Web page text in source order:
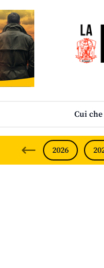
Cui
2026